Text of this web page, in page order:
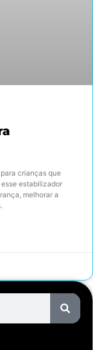
crianças que
estabilizador
melhorar a